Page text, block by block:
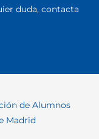
duda, contacta
de Alumnos
Madrid